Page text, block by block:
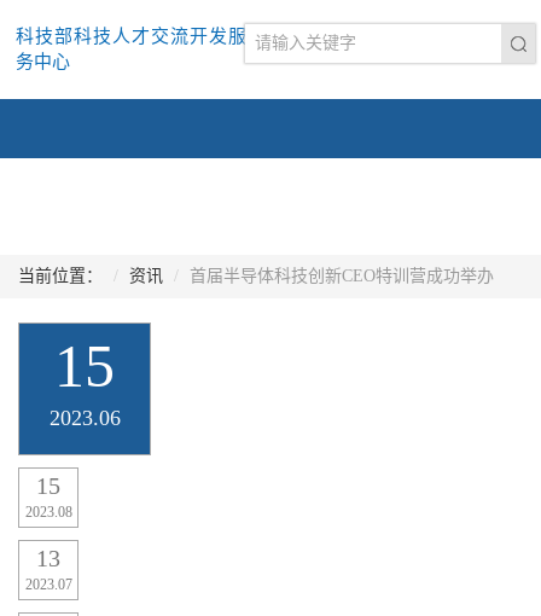
科技部科技人才交流开发服
务中心
当前位置： 资讯 首届半导体科技创新CEO特训营成功举办
15
2023.06
15
2023.08
13
2023.07